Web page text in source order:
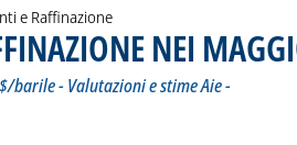
e Raffinazione
NEI
barile - Valutazioni e stime Aie -
DI RAFFINAZIONE NEI
notizia